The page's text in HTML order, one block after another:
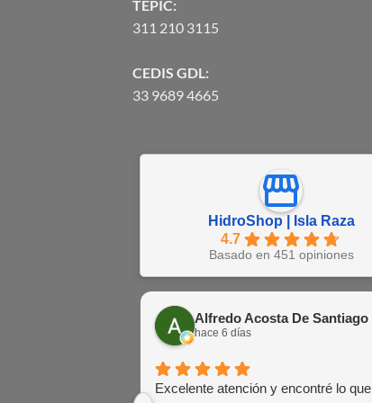
TEPIC:
311 210 3115
CEDIS GDL:
33 9689 4665
HidroShop | Isla Raza
4.7
Basado en 451 opiniones
Alfredo Acosta De Santiago
hace 6 días
Excelente atención y encontré lo que